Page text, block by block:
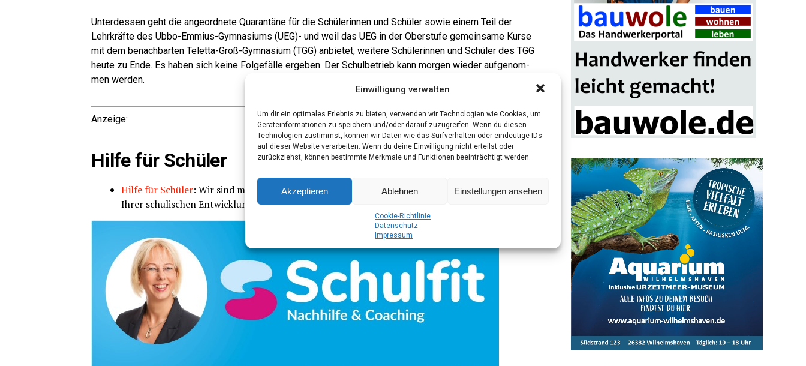
Einwilligung verwalten
Um dir ein optimales Erlebnis zu bieten, verwenden wir Technologien wie Cookies, um
Geräteinformationen zu speichern und/oder darauf zuzugreifen. Wenn du diesen
Technologien zustimmst, können wir Daten wie das Surfverhalten oder eindeutige IDs
auf dieser Website verarbeiten. Wenn du deine Einwilligung nicht erteilst oder
zurückziehst, können bestimmte Merkmale und Funktionen beeinträchtigt werden.
Akzeptieren Ablehnen Einstellungen ansehen
Coo­kie-Richt­li­nie
Daten­schutz
Impres­sum
Unter­des­sen geht die ange­ord­ne­te Qua­ran­tä­ne für die Schü­le­rin­nen und Schü­ler sowie einem Teil der
Lehr­kräf­te des Ubbo-Emmi­us-Gym­na­si­ums (UEG)- und weil das UEG in der Ober­stu­fe gemein­sa­me Kur­se
mit dem benach­bar­ten Teletta-Groß-Gym­na­si­um (TGG) anbie­tet, wei­te­re Schü­le­rin­nen und Schü­ler des TGG
heu­te zu Ende. Es haben sich kei­ne Fol­ge­fäl­le erge­ben. Der Schul­be­trieb kann mor­gen wie­der auf­ge­nom­
men werden.
Anzei­ge:
Hil­fe für Schüler
Hil­fe für Schü­ler: Wir sind mit einem gut aus­ge­bil­de­ten Team dar­auf spe­zia­li­siert, Schü­lern bei
Ihrer schu­li­schen Ent­wick­lung zu helfen.